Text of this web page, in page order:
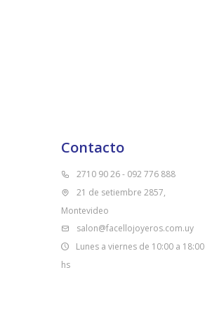
Contacto
2710 90 26 - 092 776 888
21 de setiembre 2857,
Montevideo
salon@facellojoyeros.com.uy
Lunes a viernes de 10:00 a 18:00
hs